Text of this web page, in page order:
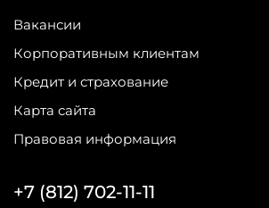
Вакансии
Корпоративным клиентам
Кредит и страхование
Карта сайта
Правовая информация
+7 (812) 702-11-11